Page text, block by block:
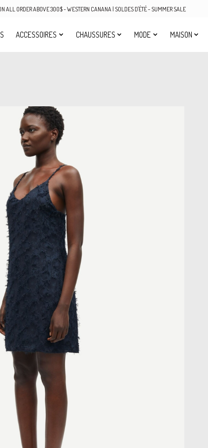
ALL ORDER ABOVE 300$ - WESTERN CANANA | SOLDES D'ÉTÉ - SUMMER SALE
ACCESSOIRES CHAUSSURES MODE MAISON